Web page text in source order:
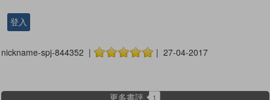
登入
nickname-spj-844352 | | 27-04-2017
更多書評 1